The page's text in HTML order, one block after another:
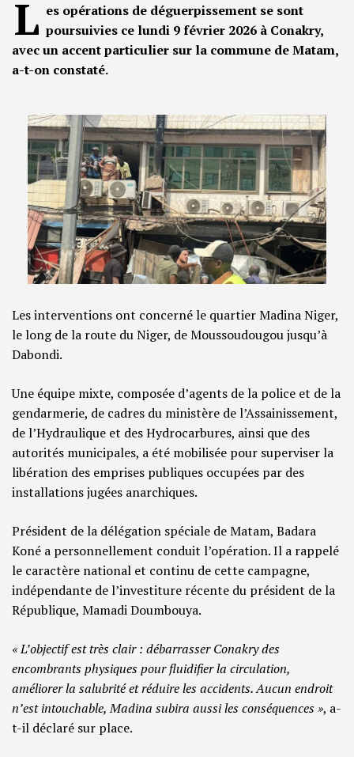
L es opérations de déguerpissement se sont
poursuivies ce lundi 9 février 2026 à Conakry,
avec un accent particulier sur la commune de Matam,
a-t-on constaté.
Les interventions ont concerné le quartier Madina Niger,
le long de la route du Niger, de Moussoudougou jusqu’à
Dabondi.
Une équipe mixte, composée d’agents de la police et de la
gendarmerie, de cadres du ministère de l’Assainissement,
de l’Hydraulique et des Hydrocarbures, ainsi que des
autorités municipales, a été mobilisée pour superviser la
libération des emprises publiques occupées par des
installations jugées anarchiques.
Président de la délégation spéciale de Matam, Badara
Koné a personnellement conduit l’opération. Il a rappelé
le caractère national et continu de cette campagne,
indépendante de l’investiture récente du président de la
République, Mamadi Doumbouya.
« L’objectif est très clair : débarrasser Conakry des
encombrants physiques pour fluidifier la circulation,
améliorer la salubrité et réduire les accidents. Aucun endroit
n’est intouchable, Madina subira aussi les conséquences », a-
t-il déclaré sur place.